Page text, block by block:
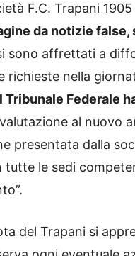
F.C. Trapani
da notizie
sono affrettati a
richieste nella
Tribunale Federale
al nuovo
presentata dalla
tutte le sedi
del Trapani si